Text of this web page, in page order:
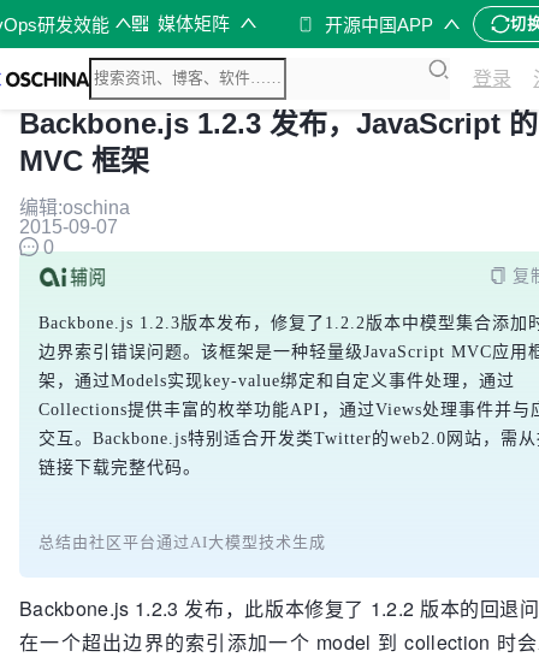
研发效能 媒体矩阵 开源中国APP 切
登录
Backbone.js 1.2.3 发布，JavaScript 的
MVC 框架
编辑:oschina
2015-09-07
0
复
Backbone.js 1.2.3版本发布，修复了1.2.2版本中模型集合添加
边界索引错误问题。该框架是一种轻量级JavaScript MVC应用
架，通过Models实现key-value绑定和自定义事件处理，通过
Collections提供丰富的枚举功能API，通过Views处理事件并与
交互。Backbone.js特别适合开发类Twitter的web2.0网站，需
链接下载完整代码。
总结由社区平台通过AI大模型技术生成
Backbone.js 1.2.3 发布，此版本修复了 1.2.2 版本的回退
在一个超出边界的索引添加一个 model 到 collection 时